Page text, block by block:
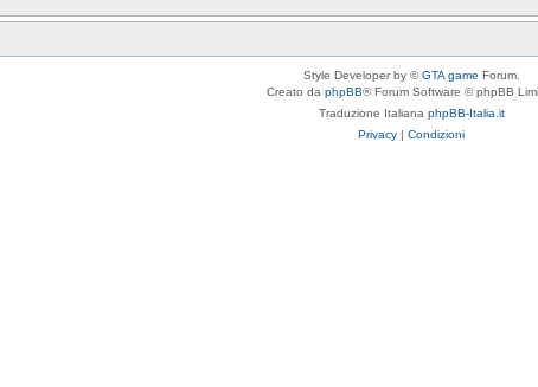
Style Developer by ©GTA game Forum.
Creato da phpBB® Forum Software © phpBB
Traduzione Italiana phpBB-Italia.it
Privacy | Condizioni